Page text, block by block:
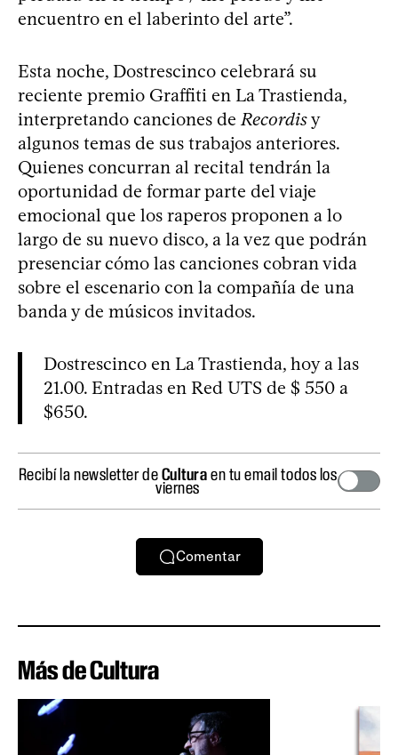
encuentro en el laberinto del arte”.
Esta noche, Dostrescinco celebrará su
reciente premio Graffiti en La Trastienda,
interpretando canciones de Recordisy
algunos temas de sus trabajos anteriores.
Quienes concurran al recital tendrán la
oportunidad de formar parte del viaje
emocional que los raperos proponen a lo
largo de su nuevo disco, a la vez que podrán
presenciar cómo las canciones cobran vida
sobre el escenario con la compañía de una
banda y de músicos invitados.
Dostrescinco en La Trastienda, hoy a las
21.00. Entradas en Red UTS de $ 550 a
$650.
Recibí la newsletter deCulturaen tu email todos los
viernes
Comentar
Más de Cultura